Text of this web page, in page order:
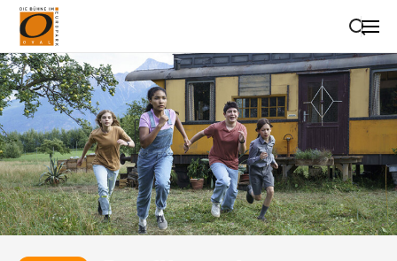
Suche schließen
Wegbeschreibung erhalten